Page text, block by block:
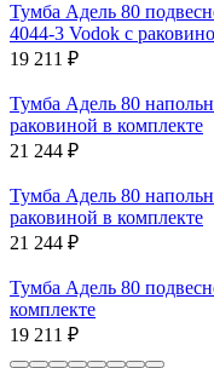
Тумба Адель 80
4044-3 Vodok с
19 211 ₽
Тумба Адель 80
раковиной в комплекте
21 244 ₽
Тумба Адель 80
раковиной в комплекте
21 244 ₽
Тумба Адель 80
комплекте
19 211 ₽